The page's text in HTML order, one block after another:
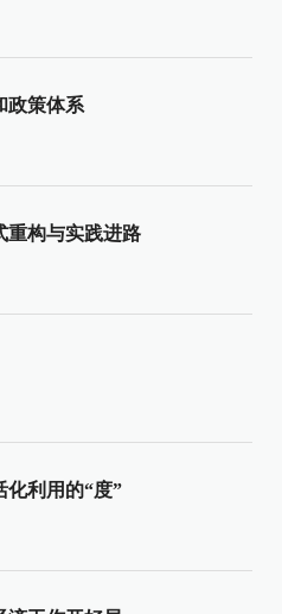
政策体系
重构与实践进路
化利用的“度”